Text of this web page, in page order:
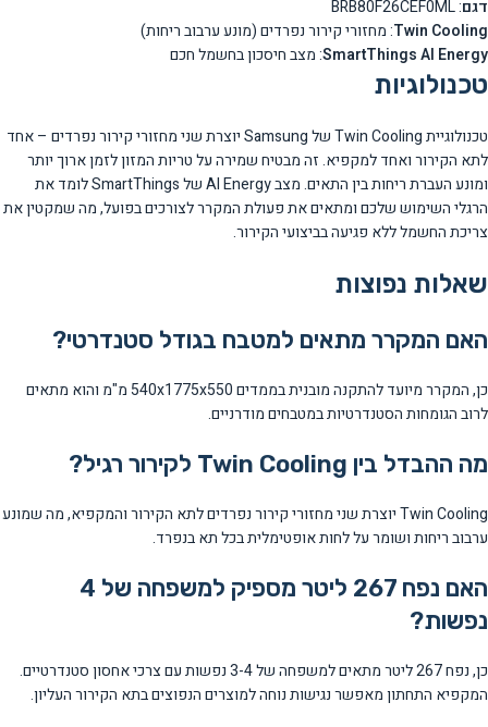
דגם: BRB80F26CEF0ML
Twin Cooling: מחזורי קירור נפרדים (מונע ערבוב ריחות)
SmartThings AI Energy: מצב חיסכון בחשמל חכם
טכנולוגיות
טכנולוגיית Twin Cooling של Samsung יוצרת שני מחזורי קירור נפרדים – אחד
לתא הקירור ואחד למקפיא. זה מבטיח שמירה על טריות המזון לזמן ארוך יותר
ומונע העברת ריחות בין התאים. מצב AI Energy של SmartThings לומד את
הרגלי השימוש שלכם ומתאים את פעולת המקרר לצורכים בפועל, מה שמקטין את
צריכת החשמל ללא פגיעה בביצועי הקירור.
שאלות נפוצות
האם המקרר מתאים למטבח בגודל סטנדרטי?
כן, המקרר מיועד להתקנה מובנית בממדים 540x1775x550 מ"מ והוא מתאים
לרוב הגומחות הסטנדרטיות במטבחים מודרניים.
מה ההבדל בין Twin Cooling לקירור רגיל?
Twin Cooling יוצרת שני מחזורי קירור נפרדים לתא הקירור והמקפיא, מה שמונע
ערבוב ריחות ושומר על לחות אופטימלית בכל תא בנפרד.
האם נפח 267 ליטר מספיק למשפחה של 4
נפשות?
כן, נפח 267 ליטר מתאים למשפחה של 3-4 נפשות עם צרכי אחסון סטנדרטיים.
המקפיא התחתון מאפשר נגישות נוחה למוצרים הנפוצים בתא הקירור העליון.